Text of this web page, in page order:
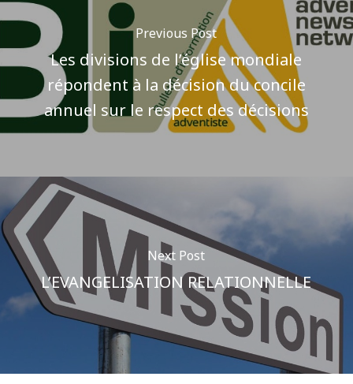
Previous Post
Les divisions de l’église mondiale
répondent à la décision du concile
annuel sur le respect des décisions
Next Post
L’EVANGELISATION RELATIONNELLE